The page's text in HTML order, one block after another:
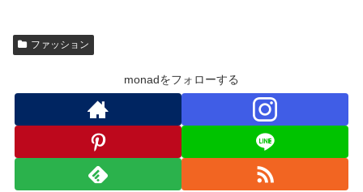
ファッション
monadをフォローする